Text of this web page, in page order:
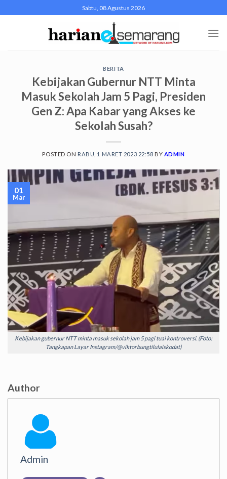
to
Sabtu, 08 Agustus 2026
BERITA
Kebijakan Gubernur NTT Minta
Masuk Sekolah Jam 5 Pagi, Presiden
Gen Z: Apa Kabar yang Akses ke
Sekolah Susah?
POSTED ON RABU, 1 MARET 2023 22:58 BY ADMIN
Kebijakan gubernur NTT minta masuk sekolah jam 5 pagi tuai kontroversi. (Foto:
Tangkapan Layar Instagram/@viktorbungtilulaiskodat)
01
Mar
Author
Admin